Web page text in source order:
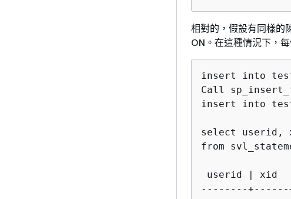
相對的，假設有同樣的
ON。在這種情況下，
insert into
Call
insert into
select userid,
from
userid |
--------